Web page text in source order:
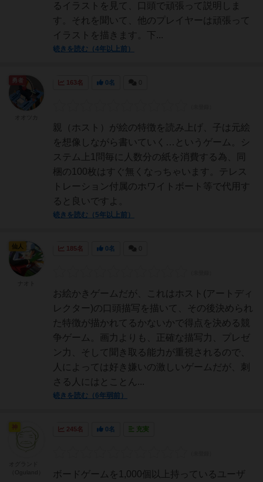
るイラストを見て、口頭で頑張って説明しま
す。それを聞いて、他のプレイヤーは頑張って
イラストを描きます。下...
続きを読む（4年以上前）
163名 0名
親（ホスト）が絵の特徴を読み上げ、子は元絵
を想像しながら書いていく…というゲーム。シ
ステム上1問毎に人数分の紙を消費する為、同
梱の100枚はすぐ無くなっちゃいます。テレス
トレーション付属のホワイトボート等で代用す
ると良いですよ。
続きを読む（5年以上前）
勇者
185名 0名
お絵かきゲームだが、これはホスト(アートディ
レクター)の口頭描写を描いて、その後決められ
た特徴が描かれてるかないかで得点を決める競
争ゲーム。画力よりも、正確な描写力、プレゼ
ン力、そして聞き取る能力が重視されるので、
人によっては好き嫌いの激しいゲームだが、刺
さる人にはとことん...
続きを読む（6年弱前）
仙人
245名 0名 充実
ボードゲームを1,000個以上持っているユーザ